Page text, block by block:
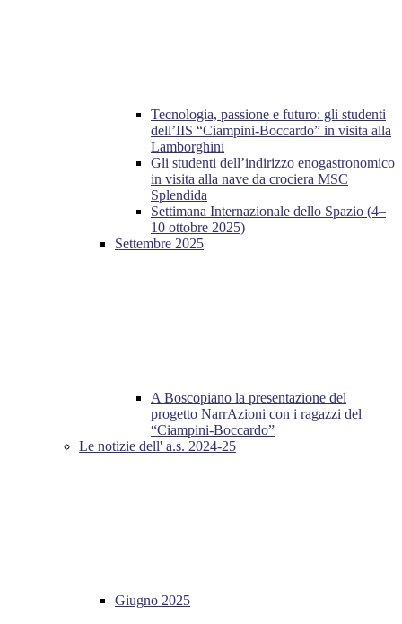
Tecnologia, passione e futuro: gli studenti
dell’IIS “Ciampini-Boccardo” in visita alla
Lamborghini
Gli studenti dell’indirizzo enogastronomico
in visita alla nave da crociera MSC
Splendida
Settimana Internazionale dello Spazio (4–
10 ottobre 2025)
Settembre 2025
A Boscopiano la presentazione del
progetto NarrAzioni con i ragazzi del
“Ciampini-Boccardo”
Le notizie dell' a.s. 2024-25
Giugno 2025